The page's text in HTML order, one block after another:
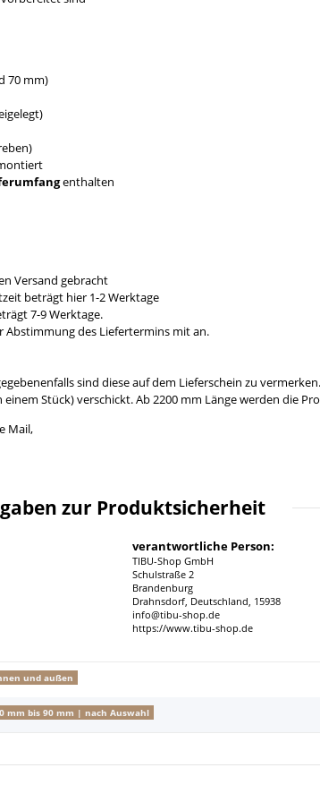
70 mm)
enthalten
Versand gebracht
beträgt hier 1-2 Werktage
7-9 Werktage.
Abstimmung des Liefertermins mit an.
sind diese auf dem Lieferschein zu vermerken.
Stück) verschickt. Ab 2200 mm Länge werden die
Mail,
zur Produktsicherheit
verantwortliche Person:
TIBU-Shop GmbH
Schulstraße 2
Brandenburg
Drahnsdorf, Deutschland, 15938
info@tibu-shop.de
https://www.tibu-shop.de
und außen
mm bis 90 mm | nach Auswahl